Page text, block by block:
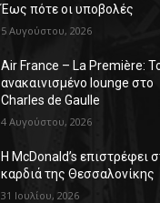
Έως πότε οι υποβολές
5 Αυγούστου, 2026
Air France – La Première:
ανακαινισμένο lounge στο
Charles de Gaulle
4 Αυγούστου, 2026
Η McDonald’s επιστρέφει
καρδιά της Θεσσαλονίκης
31 Ιουλίου, 2026